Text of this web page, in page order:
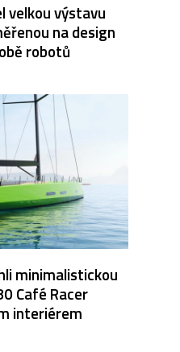
velkou výstavu
na design
robotů
minimalistickou
Café Racer
interiérem